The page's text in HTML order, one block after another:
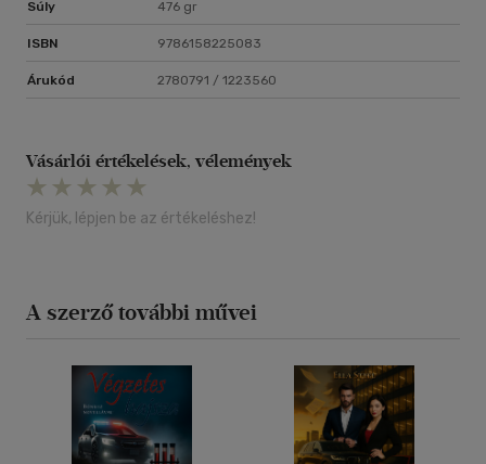
Súly 476 gr
ISBN 9786158225083
Árukód 2780791 / 1223560
Vásárlói értékelések, vélemények
Kérjük, lépjen be az értékeléshez!
A szerző további művei